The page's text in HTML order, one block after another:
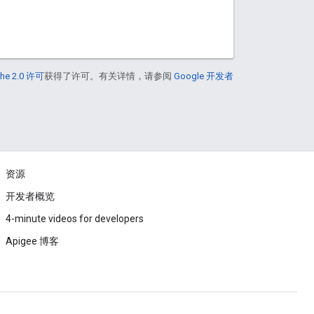
2.0 许可获得了许可。有关详情，请参阅 Google 开发者
资源
开发者概览
4-minute videos for developers
Apigee 博客